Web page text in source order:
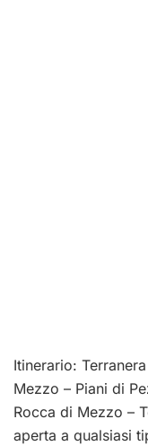
Itinerario:
Mezzo – Piani di
Rocca di Mezzo –
aperta a qualsiasi